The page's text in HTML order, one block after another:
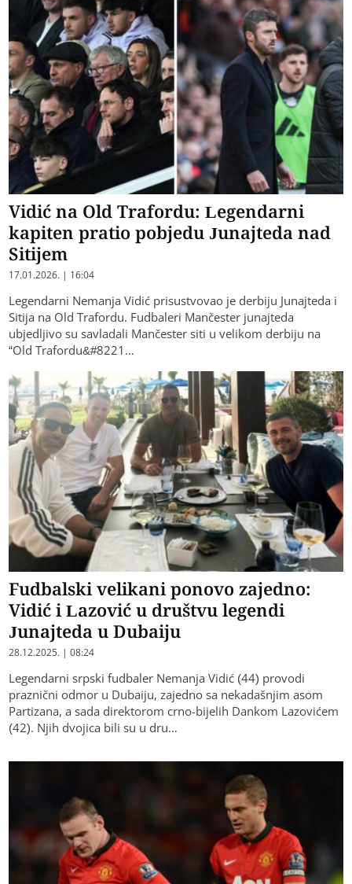
Vidić na Old Trafordu: Legendarni
kapiten pratio pobjedu Junajteda nad
Sitijem
17.01.2026. | 16:04
Legendarni Nemanja Vidić prisustvovao je derbiju Junajteda i
Sitija na Old Trafordu. Fudbaleri Mančester junajteda
ubjedljivo su savladali Mančester siti u velikom derbiju na
“Old Trafordu&#8221…
Fudbalski velikani ponovo zajedno:
Vidić i Lazović u društvu legendi
Junajteda u Dubaiju
28.12.2025. | 08:24
Legendarni srpski fudbaler Nemanja Vidić (44) provodi
praznični odmor u Dubaiju, zajedno sa nekadašnjim asom
Partizana, a sada direktorom crno-bijelih Dankom Lazovićem
(42). Njih dvojica bili su u dru…